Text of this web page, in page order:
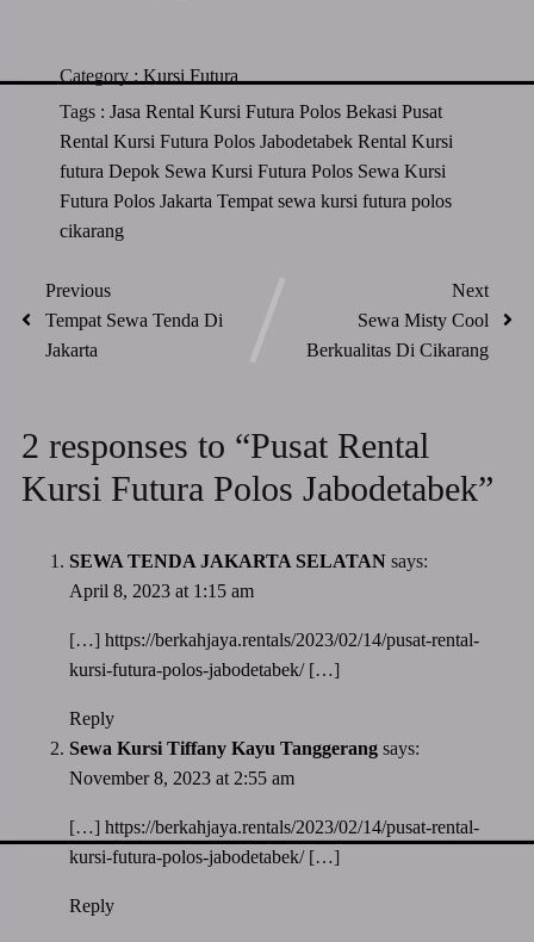
Category : Kursi Futura
Tags : Jasa Rental Kursi Futura Polos BekasiPusat
Rental Kursi Futura Polos JabodetabekRental Kursi
futura Depok Sewa Kursi Futura Polos Sewa Kursi
Futura Polos JakartaTempat sewa kursi futura polos
cikarang
Previous
Tempat Sewa Tenda Di
Jakarta
Next
Sewa Misty Cool
Berkualitas Di Cikarang
2 responses to “Pusat Rental
Kursi Futura Polos Jabodetabek”
SEWA TENDA JAKARTA SELATAN says:
April 8, 2023 at 1:15 am
[…] https://berkahjaya.rentals/2023/02/14/pusat-rental-
kursi-futura-polos-jabodetabek/[…]
Reply
Sewa Kursi Tiffany Kayu Tanggerang says:
November 8, 2023 at 2:55 am
[…] https://berkahjaya.rentals/2023/02/14/pusat-rental-
kursi-futura-polos-jabodetabek/[…]
Reply